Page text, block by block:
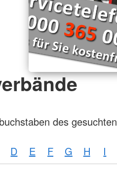
des
D E F G H I